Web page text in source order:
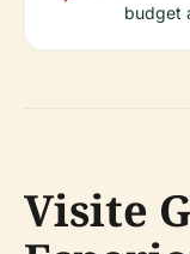
budget
Visite